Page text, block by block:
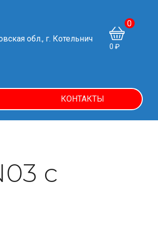
КОНТАКТЫ
обл., г. Котельнич
0 ₽
0
с